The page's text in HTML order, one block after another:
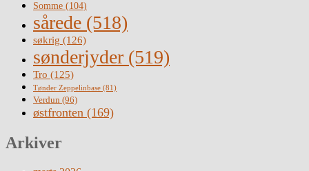
Somme (104)
sårede (518)
søkrig (126)
sønderjyder (519)
Tro (125)
Tønder Zeppelinbase (81)
Verdun (96)
østfronten (169)
Arkiver